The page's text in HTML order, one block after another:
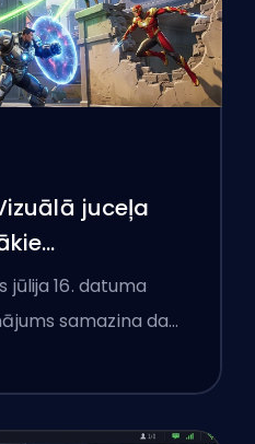
juceļa
pēc
jūlija 16. datuma
samazina da…